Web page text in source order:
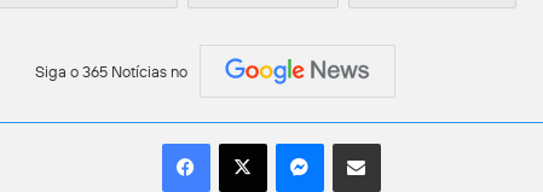
Siga o 365 Notícias no
Facebook
X MessengerCompartilhar por e-mail